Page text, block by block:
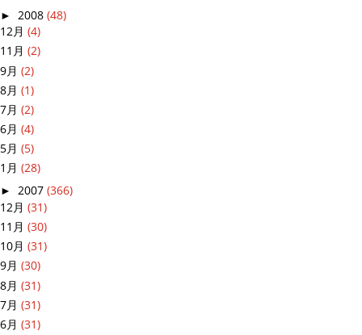
► 2008 (48)
12月 (4)
11月 (2)
9月 (2)
8月 (1)
7月 (2)
6月 (4)
5月 (5)
1月 (28)
► 2007 (366)
12月 (31)
11月 (30)
10月 (31)
9月 (30)
8月 (31)
7月 (31)
6月 (31)